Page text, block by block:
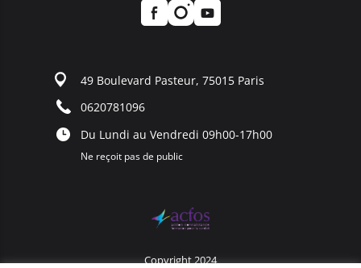
49 Boulevard Pasteur, 75015 Paris
0620781096
Du Lundi au Vendredi 09h00-17h00
Ne reçoit pas de public
Copyright 2024